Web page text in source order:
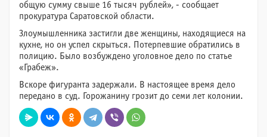
общую сумму свыше 16 тысяч рублей», - сообщает
прокуратура Саратовской области.
Злоумышленника застигли две женщины, находящиеся на
кухне, но он успел скрыться. Потерпевшие обратились в
полицию. Было возбуждено уголовное дело по статье
«Грабеж».
Вскоре фигуранта задержали. В настоящее время дело
передано в суд. Горожанину грозит до семи лет колонии.